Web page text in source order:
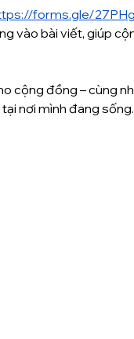
forms.gle/
vào bài viết, giúp
cộng đồng – cùng
nơi mình đang sống.